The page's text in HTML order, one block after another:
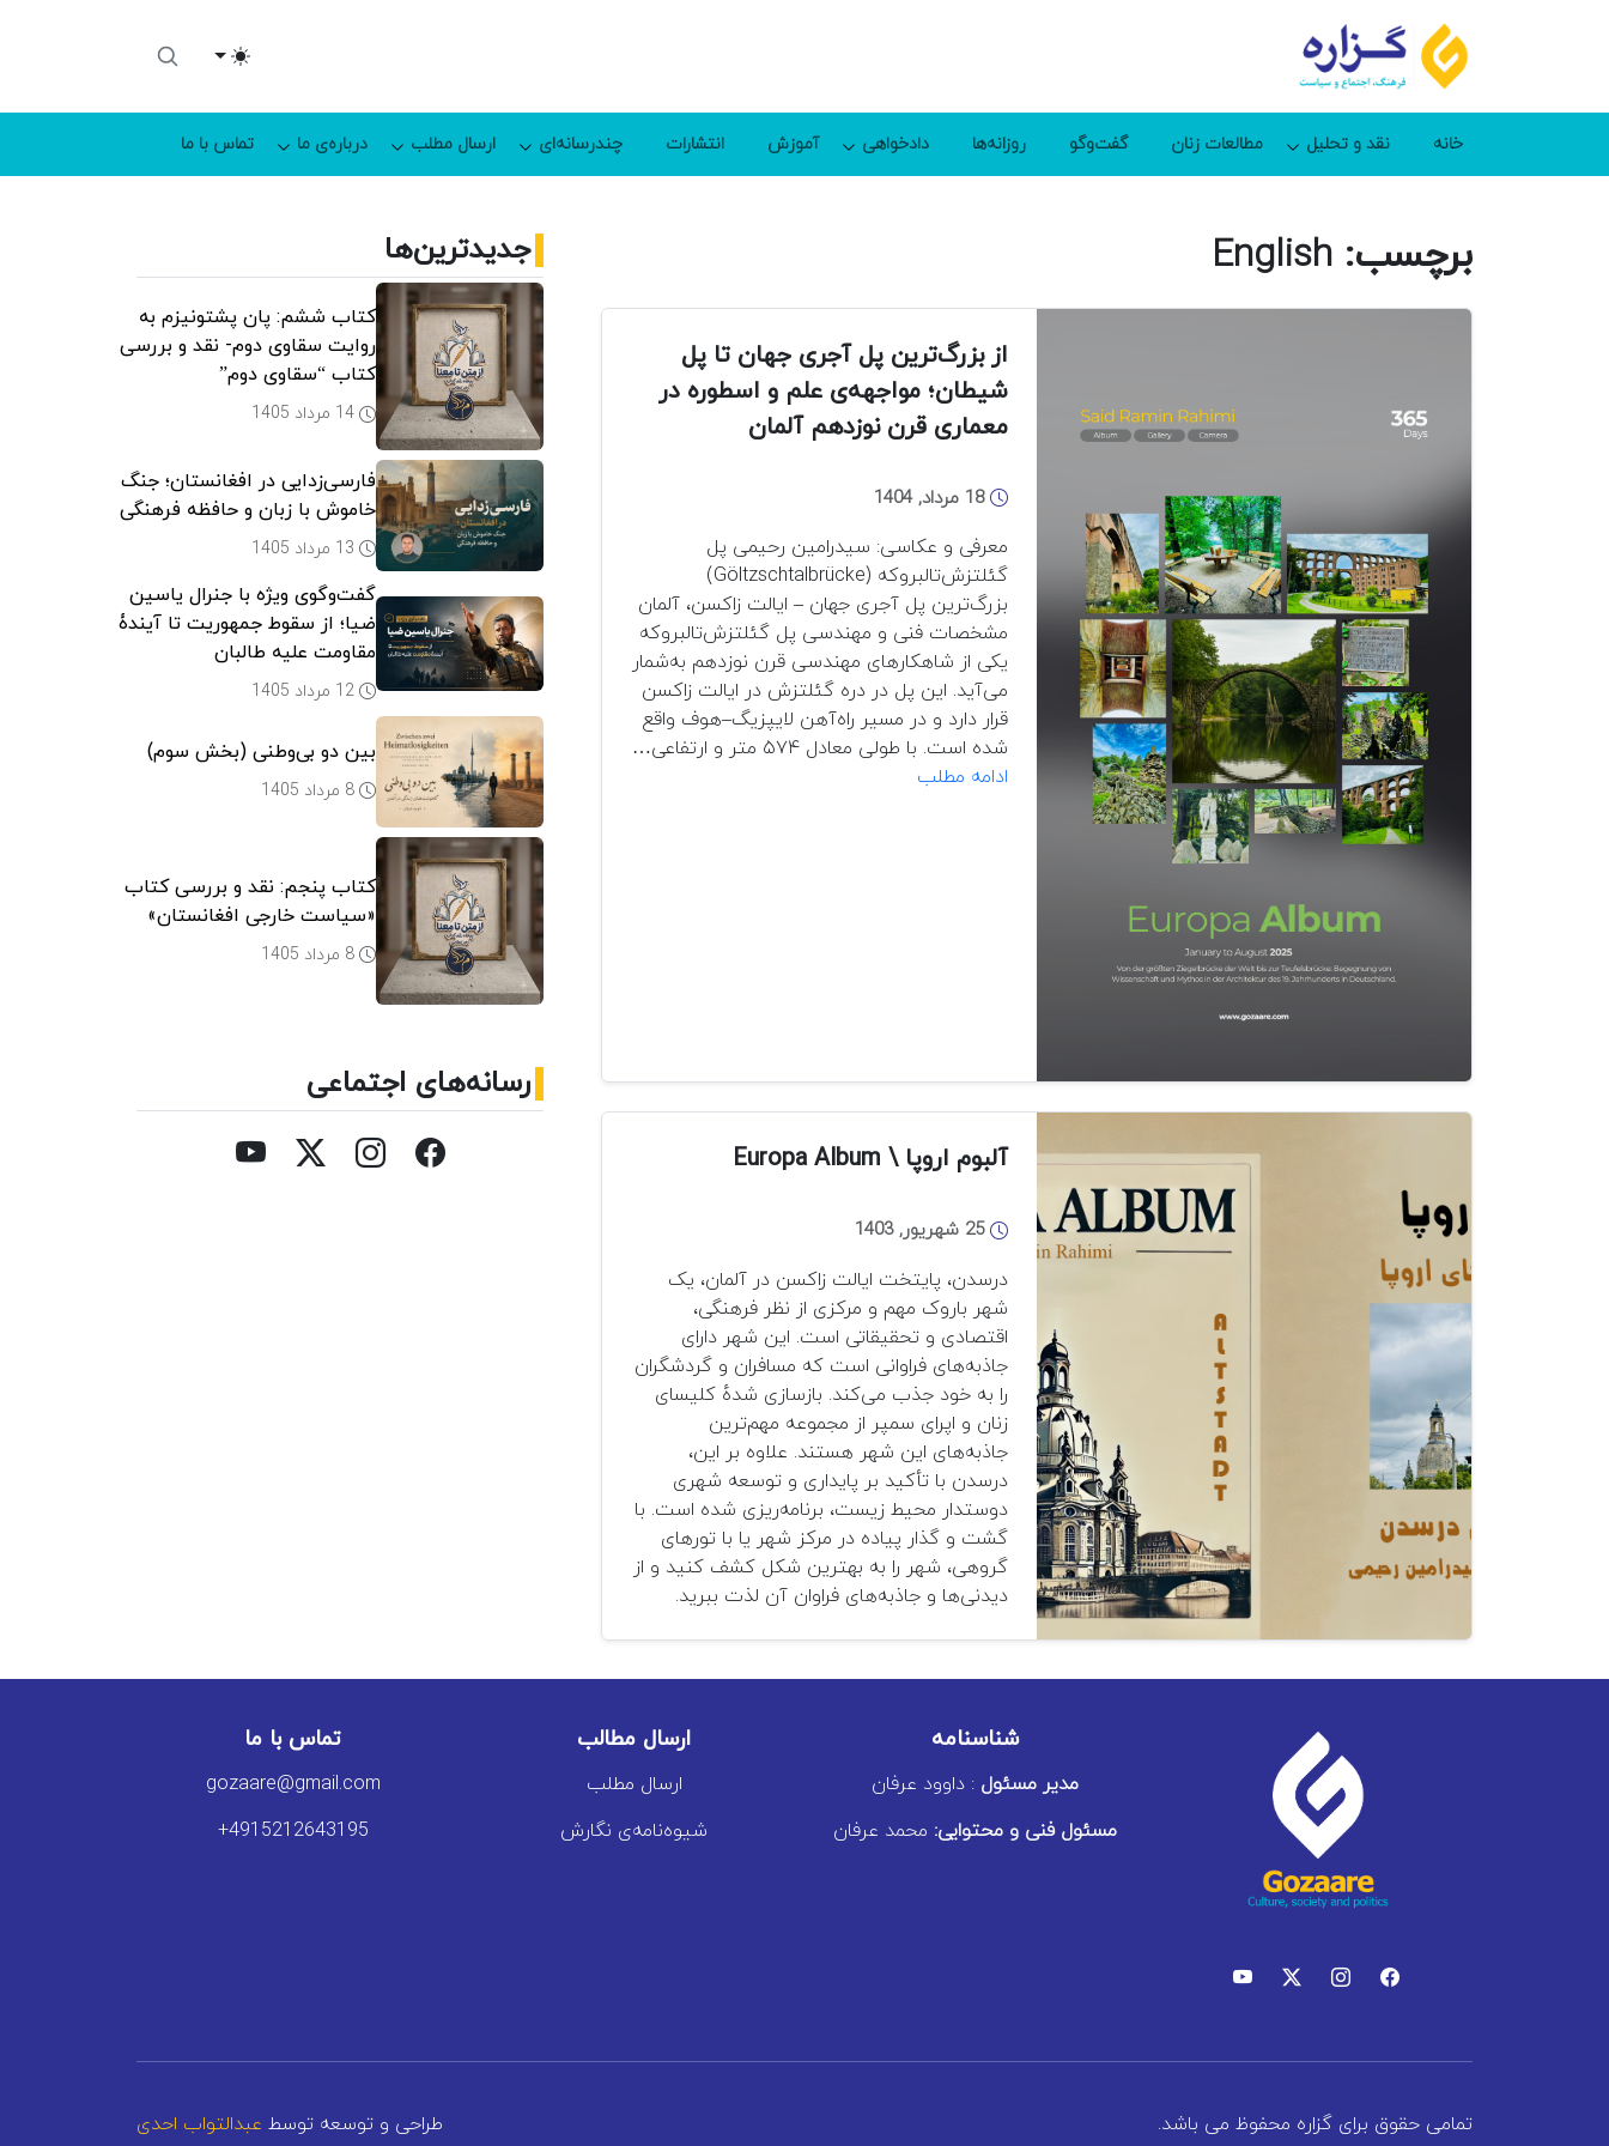
Toggle theme
خانه نقد و تحلیل مطالعات زنان گفت‌وگو روزانه‌ها دادخواهی آموزش انتشارات چندرسانه‌ای ارسال مطلب درباره‌ی ما تماس با ما
برچسب: English
از بزرگ‌ترین پل آجری جهان تا پل
شیطان؛ مواجهه‌ی علم و اسطوره در
معماری قرن نوزدهم آلمان
18 مرداد, 1404
معرفی و عکاسی: سیدرامین رحیمی پل
گئلتزش‌تالبروکه (Göltzschtalbrücke)
بزرگ‌ترین پل آجری جهان – ایالت زاکسن، آلمان
مشخصات فنی و مهندسی پل گئلتزش‌تالبروکه
یکی از شاهکارهای مهندسی قرن نوزدهم به‌شمار
می‌آید. این پل در دره گئلتزش در ایالت زاکسن
قرار دارد و در مسیر راه‌آهن لایپزیگ–هوف واقع
شده است. با طولی معادل ۵۷۴ متر و ارتفاعی…
ادامه مطلب
در
معماری
قرن
آلمان
آلبوم اروپا \ Europa Album
25 شهریور, 1403
درسدن، پایتخت ایالت زاکسن در آلمان، یک
شهر باروک مهم و مرکزی از نظر فرهنگی،
اقتصادی و تحقیقاتی است. این شهر دارای
جاذبه‌های فراوانی است که مسافران و گردشگران
را به خود جذب می‌کند. بازسازی شده‌ٔ کلیسای
زنان و اپرای سمپر از مجموعه مهم‌ترین
جاذبه‌های این شهر هستند. علاوه بر این،
درسدن با تأکید بر پایداری و توسعه شهری
دوستدار محیط زیست، برنامه‌ریزی شده است. با
گشت و گذار پیاده در مرکز شهر یا با تورهای
گروهی، شهر را به بهترین شکل کشف کنید و از
دیدنی‌ها و جاذبه‌های فراوان آن لذت ببرید.
جدیدترین‌ها
کتاب ششم: پان پشتونیزم به
روایت سقاوی دوم- نقد و بررسی
کتاب “سقاوی دوم”
فارسی‌زدایی در افغانستان؛ جنگ
خاموش با زبان و حافظه فرهنگی
گفت‌وگوی ویژه با جنرال یاسین
ضیا؛ از سقوط جمهوریت تا آیندۀ
مقاومت علیه طالبان
بین دو بی‌وطنی (بخش سوم)
کتاب پنجم: نقد و بررسی کتاب
«سیاست خارجی افغانستان»
رسانه‌های اجتماعی
شناسنامه
مدیر مسئول : داوود عرفان
مسئول فنی و محتوایی: محمد عرفان
ارسال مطالب
ارسال مطلب
شیوه‌نامه‌ی نگارش
تماس با ما
gozaare@gmail.com
+4915212643195
تمامی حقوق برای گزاره محفوظ می باشد. طراحی و توسعه توسط عبدالتواب احدی